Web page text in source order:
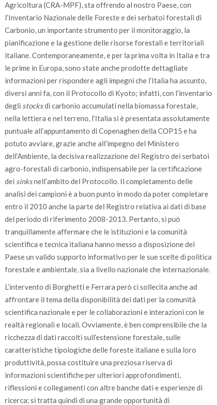
Agricoltura (CRA-MPF), sta offrendo al nostro Paese, con
l’Inventario Nazionale delle Foreste e dei serbatoi forestali di
Carbonio, un importante strumento per il monitoraggio, la
pianificazione e la gestione delle risorse forestali e territoriali
italiane. Contemporaneamente, e per la prima volta in Italia e tra
le prime in Europa, sono state anche prodotte dettagliate
informazioni per rispondere agli impegni che l’Italia ha assunto,
diversi anni fa, con il Protocollo di Kyoto; infatti, con l’inventario
degli stocksdi carbonio accumulati nella biomassa forestale,
nella lettiera e nel terreno, l’Italia si è presentata assolutamente
puntuale all’appuntamento di Copenaghen della COP15 e ha
potuto avviare, grazie anche all’impegno del Ministero
dell’Ambiente, la decisiva realizzazione del Registro dei serbatoi
agro-forestali di carbonio, indispensabile per la certificazione
dei sinksnell’ambito del Protocollo. Il completamento delle
analisi dei campioni è a buon punto in modo da poter completare
entro il 2010 anche la parte del Registro relativa ai dati di base
del periodo di riferimento 2008-2013. Pertanto, si può
tranquillamente affermare che le istituzioni e la comunità
scientifica e tecnica italiana hanno messo a disposizione del
Paese un valido supporto informativo per le sue scelte di politica
forestale e ambientale, sia a livello nazionale che internazionale.
L’intervento di Borghetti e Ferrara però ci sollecita anche ad
affrontare il tema della disponibilità dei dati per la comunità
scientifica nazionale e per le collaborazioni e interazioni con le
realtà regionali e locali. Ovviamente, è ben comprensibile che la
ricchezza di dati raccolti sull’estensione forestale, sulle
caratteristiche tipologiche delle foreste italiane e sulla loro
produttività, possa costituire una preziosa riserva di
informazioni scientifiche per ulteriori approfondimenti,
riflessioni e collegamenti con altre banche dati e esperienze di
ricerca; si tratta quindi di una grande opportunità di